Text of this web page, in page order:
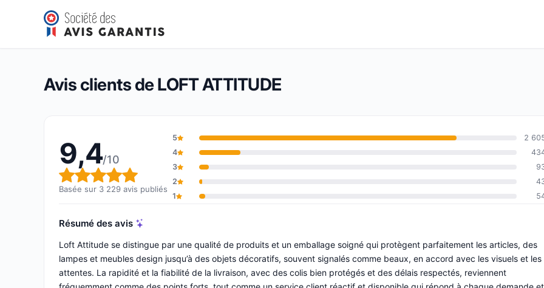
LOFT ATTITUDE
Note globale : 9,4 sur 10
9,4/10(3 229 avis)
Avis clients de LOFT ATTITUDE
9,4/10
Note globale : 9,4 sur 10
Basée sur 3 229 avis publiés
5
2
4
3
2
1
Résumé des avis
Loft Attitude se distingue par une qualité de produits et un emballage soigné qui protègent parfaitement les articles, des
lampes et meubles design jusqu’à des objets décoratifs, souvent signalés comme beaux, en accord avec les visuels et les
attentes. La rapidité et la fiabilité de la livraison, avec des colis bien protégés et des délais respectés, reviennent